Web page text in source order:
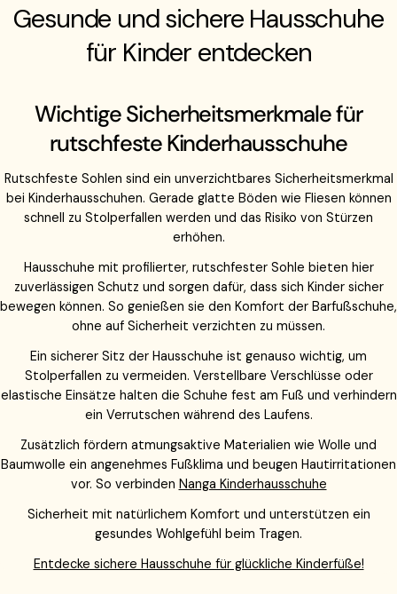
Gesunde und sichere Hausschuhe
für Kinder entdecken
Wichtige Sicherheitsmerkmale für
rutschfeste Kinderhausschuhe
Rutschfeste Sohlen sind ein unverzichtbares Sicherheitsmerkmal
bei Kinderhausschuhen. Gerade glatte Böden wie Fliesen können
schnell zu Stolperfallen werden und das Risiko von Stürzen
erhöhen.
Hausschuhe mit profilierter, rutschfester Sohle bieten hier
zuverlässigen Schutz und sorgen dafür, dass sich Kinder sicher
bewegen können. So genießen sie den Komfort der Barfußschuhe,
ohne auf Sicherheit verzichten zu müssen.
Ein sicherer Sitz der Hausschuhe ist genauso wichtig, um
Stolperfallen zu vermeiden. Verstellbare Verschlüsse oder
elastische Einsätze halten die Schuhe fest am Fuß und verhindern
ein Verrutschen während des Laufens.
Zusätzlich fördern atmungsaktive Materialien wie Wolle und
Baumwolle ein angenehmes Fußklima und beugen Hautirritationen
vor. So verbinden Nanga Kinderhausschuhe
Sicherheit mit natürlichem Komfort und unterstützen ein
gesundes Wohlgefühl beim Tragen.
Entdecke sichere Hausschuhe für glückliche Kinderfüße!